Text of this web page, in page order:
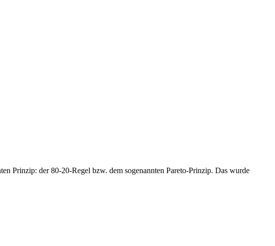
Prinzip: der 80-20-Regel bzw. dem sogenannten Pareto-Prinzip. Das wurde